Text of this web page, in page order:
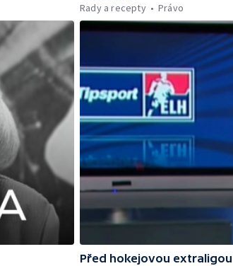
Rady a recepty
Právo
Před hokejovou extraligou